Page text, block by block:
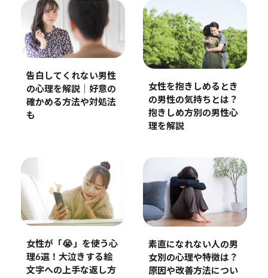
告白してくれない男性
の心理を解説｜好意の
確かめる方法や対処法
も
女性を抱きしめるとき
の男性の気持ちとは？
抱きしめ方別の男性心
理を解説
女性が「😭」を使う心
理6選！大泣きする絵
文字への上手な返し方
素直になれない人の男
女別の心理や特徴は？
原因や改善方法につい